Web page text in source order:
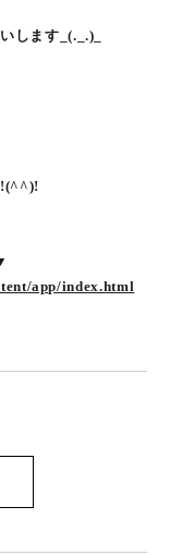
します_(._.)_
!(^^)!
app/index.html